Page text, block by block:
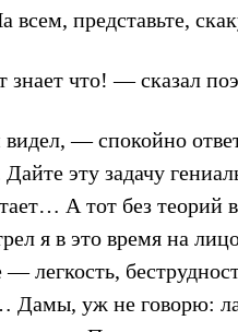
всем, представьте,
что! — сказал
— спокойно
Дайте эту задачу
А тот без теорий
я в это время на
— легкость,
Дамы, уж не говорю: